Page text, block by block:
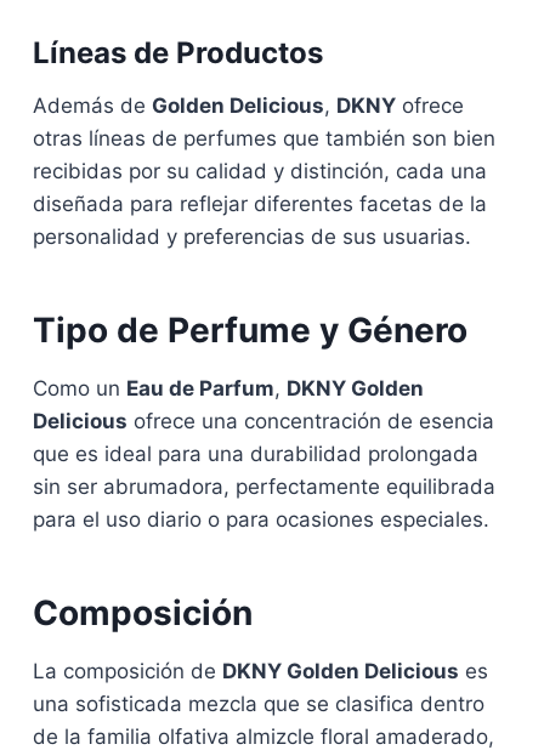
Líneas de Productos
Además de Golden Delicious, DKNY ofrece
otras líneas de perfumes que también son bien
recibidas por su calidad y distinción, cada una
diseñada para reflejar diferentes facetas de la
personalidad y preferencias de sus usuarias.
Tipo de Perfume y Género
Como un Eau de Parfum, DKNY Golden
Delicious ofrece una concentración de esencia
que es ideal para una durabilidad prolongada
sin ser abrumadora, perfectamente equilibrada
para el uso diario o para ocasiones especiales.
Composición
La composición de DKNY Golden Delicious es
una sofisticada mezcla que se clasifica dentro
de la familia olfativa almizcle floral amaderado,